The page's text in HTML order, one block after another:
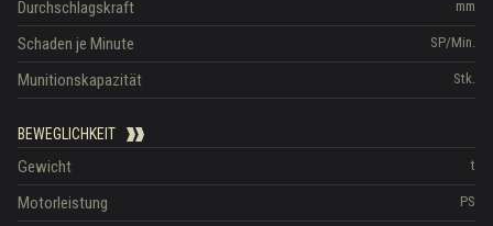
mm
Durchschlagskraft
SP/Min.
Schaden je Minute
Stk.
Munitionskapazität
BEWEGLICHKEIT
t
Gewicht
PS
Motorleistung